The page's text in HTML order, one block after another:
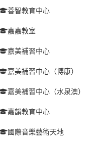
善智教育中心
嘉嘉教室
嘉美補習中心
嘉美補習中心（博康）
嘉美補習中心（水泉澳）
嘉韻教育中心
國際音樂藝術天地